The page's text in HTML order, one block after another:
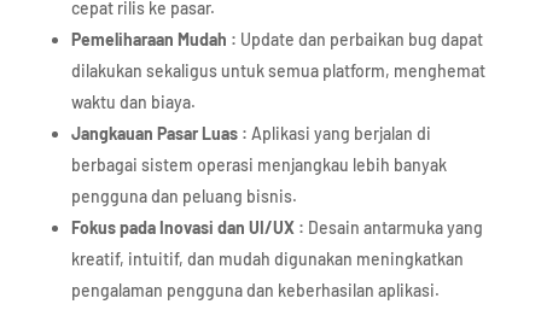
cepat rilis ke pasar.
Pemeliharaan Mudah : Update dan perbaikan bug dapat
dilakukan sekaligus untuk semua platform, menghemat
waktu dan biaya.
Jangkauan Pasar Luas : Aplikasi yang berjalan di
berbagai sistem operasi menjangkau lebih banyak
pengguna dan peluang bisnis.
Fokus pada Inovasi dan UI/UX : Desain antarmuka yang
kreatif, intuitif, dan mudah digunakan meningkatkan
pengalaman pengguna dan keberhasilan aplikasi.